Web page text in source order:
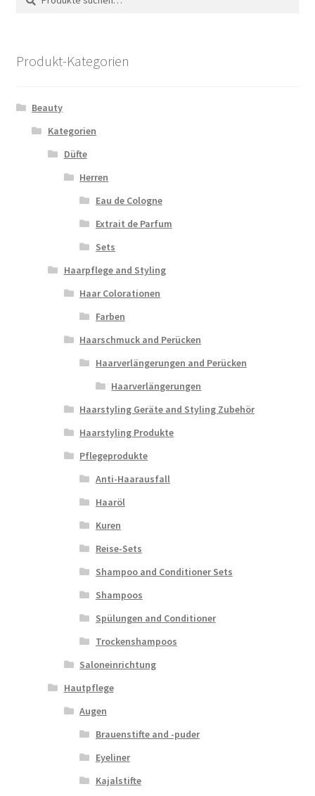
nach:
Produkt-Kategorien
Beauty
Kategorien
Düfte
Herren
Eau de Cologne
Extrait de Parfum
Sets
Haarpflege and Styling
Haar Colorationen
Farben
Haarschmuck and Perücken
Haarverlängerungen and Perücken
Haarverlängerungen
Haarstyling Geräte and Styling Zubehör
Haarstyling Produkte
Pflegeprodukte
Anti-Haarausfall
Haaröl
Kuren
Reise-Sets
Shampoo and Conditioner Sets
Shampoos
Spülungen and Conditioner
Trockenshampoos
Saloneinrichtung
Hautpflege
Augen
Brauenstifte and -puder
Eyeliner
Kajalstifte